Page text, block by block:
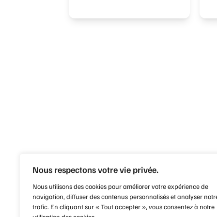
Nous respectons votre vie privée.
Nous utilisons des cookies pour améliorer votre expérience de
navigation, diffuser des contenus personnalisés et analyser
trafic. En cliquant sur « Tout accepter », vous consentez à notre